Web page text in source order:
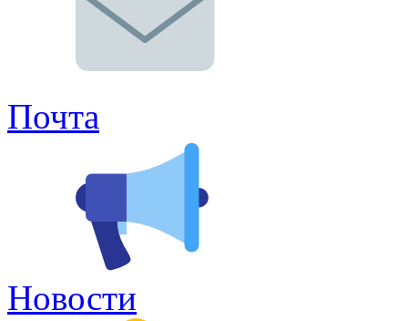
Почта
Новости